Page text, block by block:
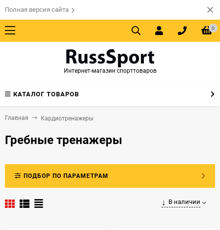
Полная версия сайта
0
Интернет-магазин спорттоваров
КАТАЛОГ ТОВАРОВ
Главная Кардиотренажеры
Гребные тренажеры
ПОДБОР ПО ПАРАМЕТРАМ
В наличии